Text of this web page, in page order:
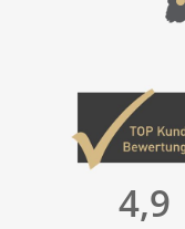
4,9